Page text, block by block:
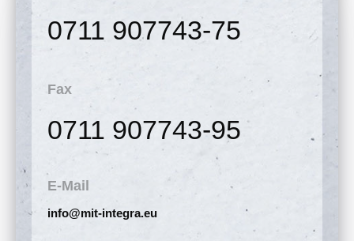
0711 907743-75
Fax
0711 907743-95
E-Mail
info@mit-integra.eu